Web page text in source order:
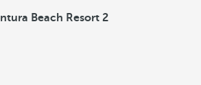
Beach Resort 2